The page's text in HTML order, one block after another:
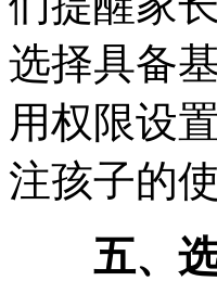
选择具备
用权限设
注孩子的
五、选